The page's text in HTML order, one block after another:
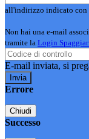
all'indirizzo indicato con
Non hai una e-mail
tramite la Login
E-mail inviata, si
Errore
Chiudi
Successo